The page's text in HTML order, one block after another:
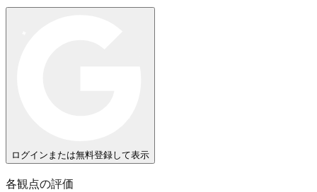
ログインまたは無料登録して表示
各観点の評価